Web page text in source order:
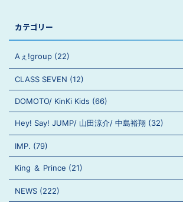
カテゴリー
Aぇ!group (22)
CLASS SEVEN (12)
DOMOTO/ KinKi Kids (66)
Hey! Say! JUMP/ 山田涼介/ 中島裕翔 (32)
IMP. (79)
King ＆ Prince (21)
NEWS (222)